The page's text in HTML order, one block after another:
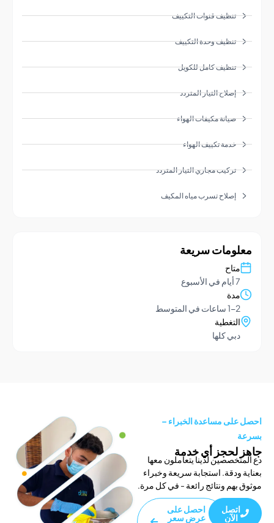
تنظيف قنوات التكييف
تنظيف وحدة التكييف
تنظيف كامل للكويل
إصلاح التيار المتردد
صيانة مكيفات الهواء
خدمة تكييف الهواء
تركيب مجاري التيار المتردد
إصلاح تسرب مياه المكيف
سريعة
مساعدة الخبراء –
لحجز أي خدمة
لدينا يتعاملون معها
ودقة. استجابة سريعة وخبراء
ونتائج رائعة - في كل مرة.
اتصل
الآن
احصل على
عرض سعر